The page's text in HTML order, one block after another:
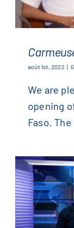
août 1st, 2022 |
We are
opening
Faso.